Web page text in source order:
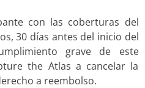
con las coberturas del
30 días antes del inicio del
grave de este
the Atlas a cancelar la
a reembolso.